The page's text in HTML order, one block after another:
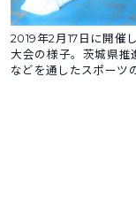
2019年2月17日に開催
大会の様子。茨城県推
などを通したスポーツ